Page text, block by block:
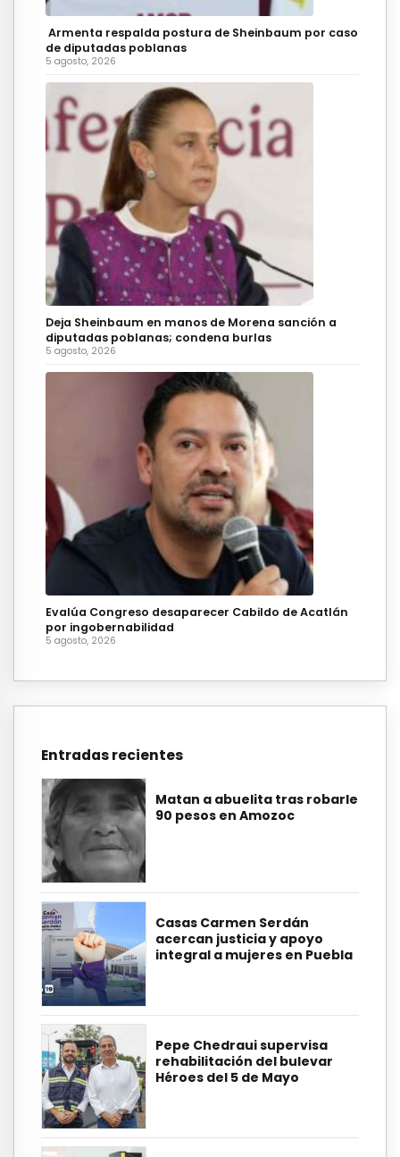
Armenta respalda postura de Sheinbaum por caso
de diputadas poblanas
5 agosto, 2026
Deja Sheinbaum en manos de Morena sanción a
diputadas poblanas; condena burlas
5 agosto, 2026
Evalúa Congreso desaparecer Cabildo de Acatlán
por ingobernabilidad
5 agosto, 2026
Entradas recientes
Matan a abuelita tras robarle
90 pesos en Amozoc
Casas Carmen Serdán
acercan justicia y apoyo
integral a mujeres en Puebla
Pepe Chedraui supervisa
rehabilitación del bulevar
Héroes del 5 de Mayo